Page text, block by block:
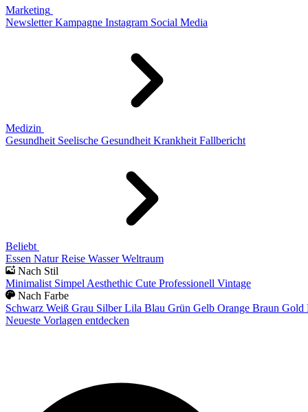
Marketing
Newsletter Kampagne Instagram Social Media
Medizin
Gesundheit Seelische Gesundheit Krankheit Fallbericht
Beliebt
Essen Natur Reise Wasser Weltraum
Nach Stil
Minimalist Simpel Aesthethic Cute Professionell Vintage
Nach Farbe
Schwarz Weiß Grau Silber Lila Blau Grün Gelb Orange Braun Gold
Neueste Vorlagen entdecken